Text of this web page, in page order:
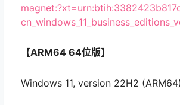
【ARM64 64位版】
Windows 11, version 22H2